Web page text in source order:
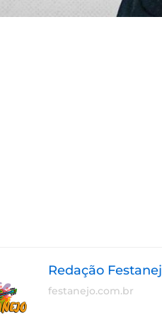
Redação
festanejo.com.br